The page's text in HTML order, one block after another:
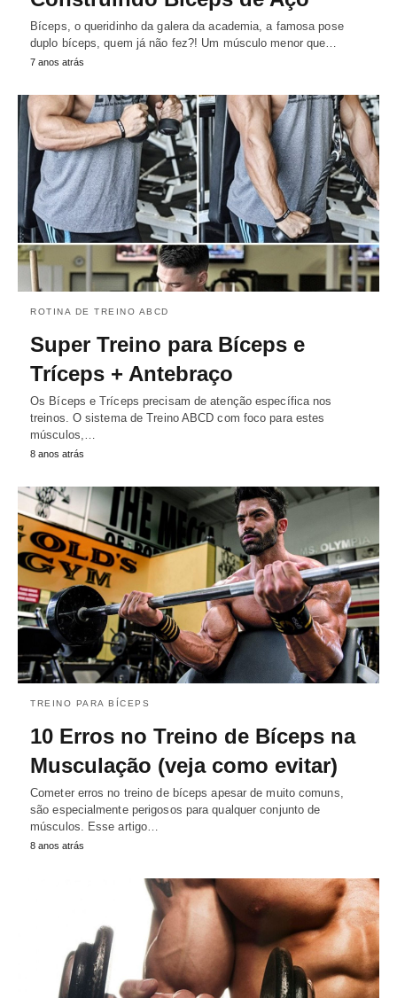
Bíceps, o queridinho da galera da academia, a famosa pose
duplo bíceps, quem já não fez?! Um músculo menor que…
7 anos atrás
ROTINA DE TREINO ABCD
Super Treino para Bíceps e
Tríceps + Antebraço
Os Bíceps e Tríceps precisam de atenção específica nos
treinos. O sistema de Treino ABCD com foco para estes
músculos,…
8 anos atrás
TREINO PARA BÍCEPS
10 Erros no Treino de Bíceps na
Musculação (veja como evitar)
Cometer erros no treino de bíceps apesar de muito comuns,
são especialmente perigosos para qualquer conjunto de
músculos. Esse artigo…
8 anos atrás